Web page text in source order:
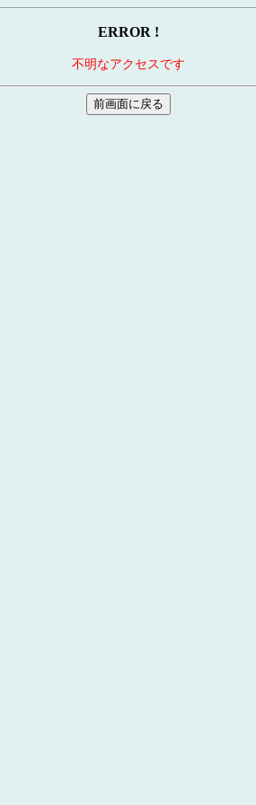
ERROR !
不明なアクセスです